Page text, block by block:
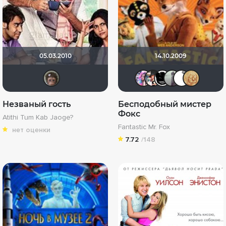
05.03.2010
Незваный гость
Atithi Tum Kab Jaoge?
нет оценки
14.10.2009
Dark
Бесподобный мистер
Фокс
Fantastic Mr. Fox
7.72 /148